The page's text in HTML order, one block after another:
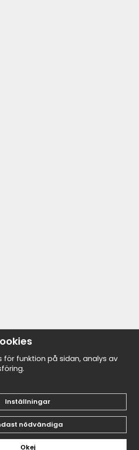
FÖR VÅRA BÄSTA
för funktion på sidan, analys av
Inställningar
nödvändiga
Okej